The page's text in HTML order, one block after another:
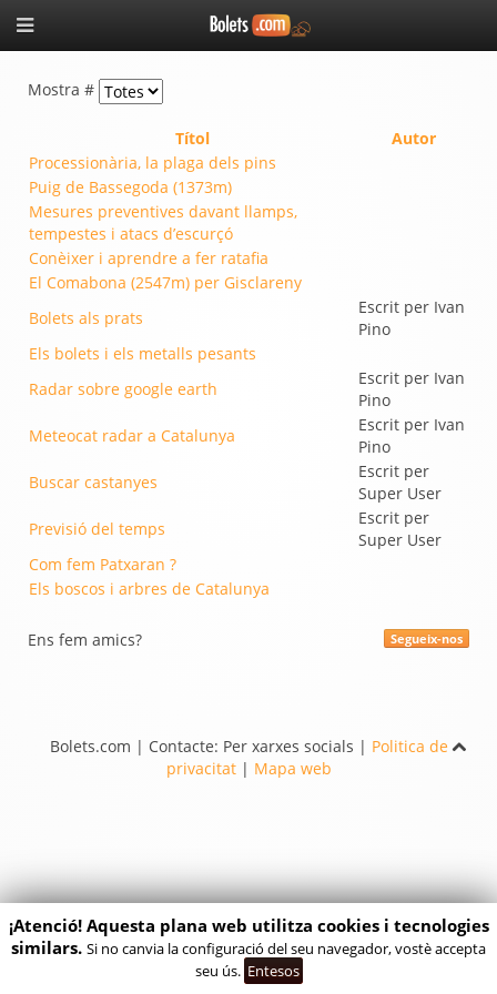
Mostra #
Títol
Autor
Processionària, la plaga dels pins
Puig de Bassegoda (1373m)
Mesures preventives davant llamps,
tempestes i atacs d’escurçó
Conèixer i aprendre a fer ratafia
El Comabona (2547m) per Gisclareny
Bolets als prats
Escrit per Ivan
Pino
Els bolets i els metalls pesants
Radar sobre google earth
Escrit per Ivan
Pino
Meteocat radar a Catalunya
Escrit per Ivan
Pino
Buscar castanyes
Escrit per
Super User
Previsió del temps
Escrit per
Super User
Com fem Patxaran ?
Els boscos i arbres de Catalunya
Segueix-nos
Ens fem amics?
Bolets.com | Contacte: Per xarxes socials | Politica de
privacitat| Mapa web
¡Atenció! Aquesta plana web utilitza cookies i tecnologies
similars. Si no canvia la configuració del seu navegador, vostè accepta
seu ús. Entesos